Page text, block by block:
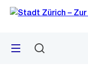
Navigation
Sprunglink
Menü